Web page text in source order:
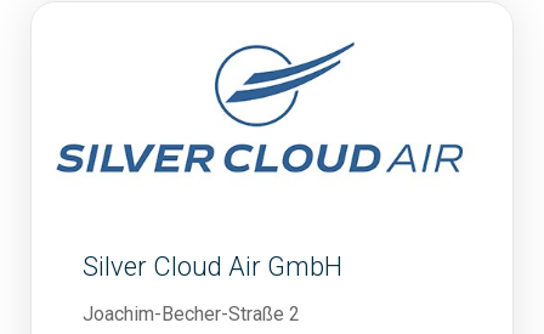
Silver Cloud Air GmbH
Joachim-Becher-Straße 2